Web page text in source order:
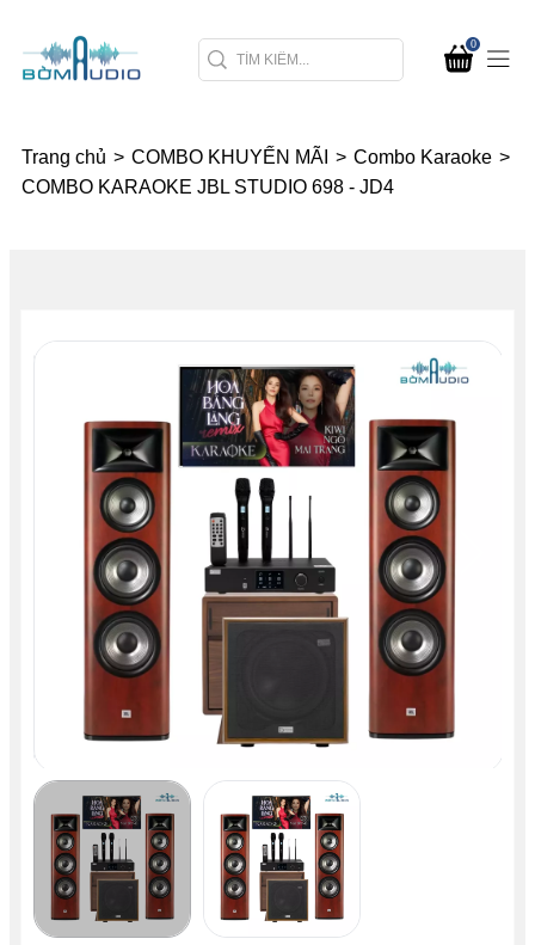
0
Trang chủ > COMBO KHUYẾN MÃI > Combo Karaoke >
COMBO KARAOKE JBL STUDIO 698 - JD4